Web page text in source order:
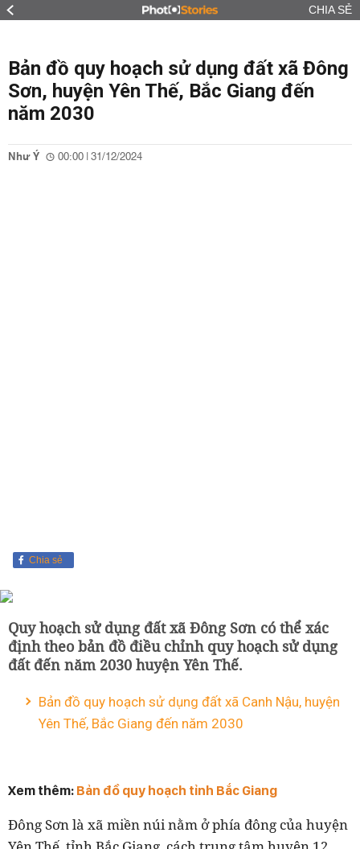
CHIA SẺ
Bản đồ quy hoạch sử dụng đất xã Đông
Sơn, huyện Yên Thế, Bắc Giang đến
năm 2030
Như Ý 00:00 | 31/12/2024
Chia sẻ
Quy hoạch sử dụng đất xã Đông Sơn có thể xác
định theo bản đồ điều chỉnh quy hoạch sử dụng
đất đến năm 2030 huyện Yên Thế.
Bản đồ quy hoạch sử dụng đất xã Canh Nậu, huyện
Yên Thế, Bắc Giang đến năm 2030
Xem thêm: Bản đồ quy hoạch tỉnh Bắc Giang
Đông Sơn là xã miền núi nằm ở phía đông của huyện